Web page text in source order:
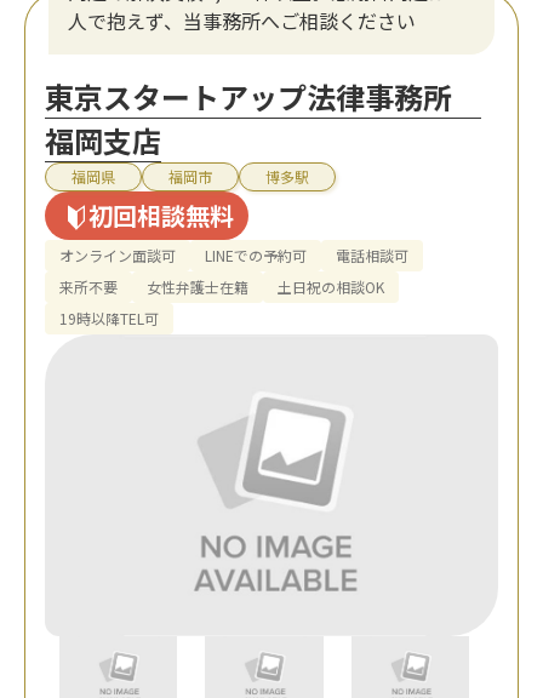
人で抱えず、当事務所へご相談ください
東京スタートアップ法律事務所
福岡支店
福岡県 福岡市 博多駅
初回相談無料
オンライン面談可 LINEでの予約可
電話相談可
来所不要
女性弁護士在籍
土日祝の相談OK
19時以降TEL可